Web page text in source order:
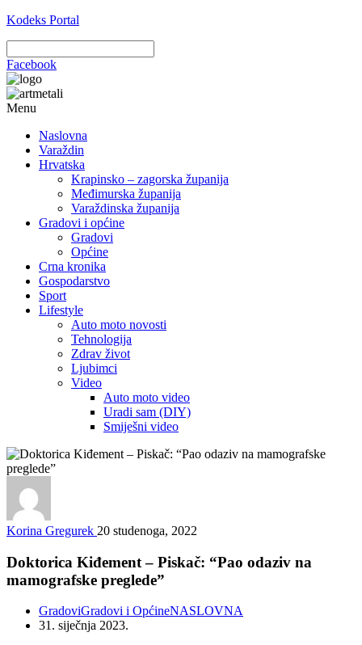
Kodeks Portal
Facebook
Menu
Naslovna
Varaždin
Hrvatska
Krapinsko – zagorska županija
Međimurska županija
Varaždinska županija
Gradovi i općine
Gradovi
Općine
Crna kronika
Gospodarstvo
Sport
Lifestyle
Auto moto novosti
Tehnologija
Zdrav život
Ljubimci
Video
Auto moto video
Uradi sam (DIY)
Smiješni video
Korina Gregurek 20 studenoga, 2022
Doktorica Kiđement – Piskač: “Pao odaziv na
mamografske preglede”
GradoviGradovi i OpćineNASLOVNA
31. siječnja 2023.